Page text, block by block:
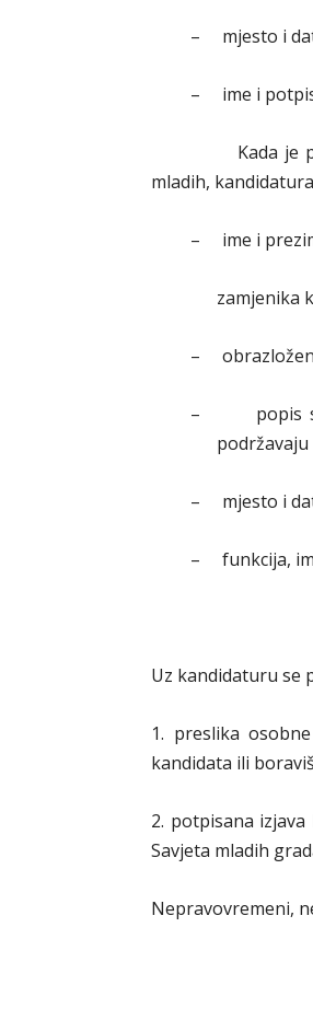
– mjesto i
– ime i
Kada je
mladih,
– ime i
zamjenika
–
–
popis
– mjesto i
– funkcija,
Uz kandidaturu se
1. preslika
kandidata ili
2. potpisana
Savjeta mladih
Nepravovremeni,